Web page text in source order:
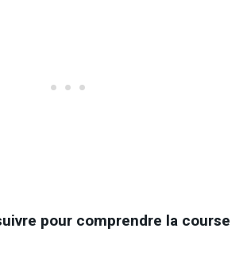
pour comprendre la course